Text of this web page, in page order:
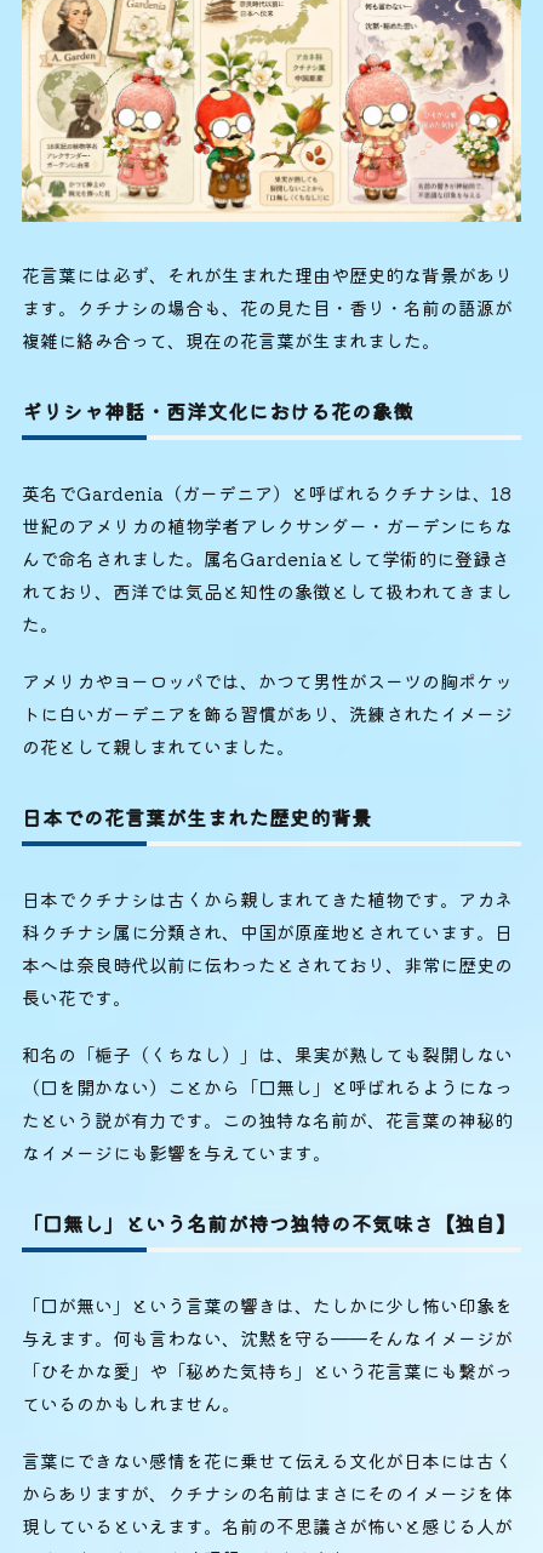
花言葉には必ず、それが生まれた理由や歴史的な背景があり
ます。クチナシの場合も、花の見た目・香り・名前の語源が
複雑に絡み合って、現在の花言葉が生まれました。
ギリシャ神話・西洋文化における花の象徴
英名でGardenia（ガーデニア）と呼ばれるクチナシは、18
世紀のアメリカの植物学者アレクサンダー・ガーデンにちな
んで命名されました。属名Gardeniaとして学術的に登録さ
れており、西洋では気品と知性の象徴として扱われてきまし
た。
アメリカやヨーロッパでは、かつて男性がスーツの胸ポケッ
トに白いガーデニアを飾る習慣があり、洗練されたイメージ
の花として親しまれていました。
日本での花言葉が生まれた歴史的背景
日本でクチナシは古くから親しまれてきた植物です。アカネ
科クチナシ属に分類され、中国が原産地とされています。日
本へは奈良時代以前に伝わったとされており、非常に歴史の
長い花です。
和名の「梔子（くちなし）」は、果実が熟しても裂開しない
（口を開かない）ことから「口無し」と呼ばれるようになっ
たという説が有力です。この独特な名前が、花言葉の神秘的
なイメージにも影響を与えています。
「口無し」という名前が持つ独特の不気味さ【独自】
「口が無い」という言葉の響きは、たしかに少し怖い印象を
与えます。何も言わない、沈黙を守る——そんなイメージが
「ひそかな愛」や「秘めた気持ち」という花言葉にも繋がっ
ているのかもしれません。
言葉にできない感情を花に乗せて伝える文化が日本には古く
からありますが、クチナシの名前はまさにそのイメージを体
現しているといえます。名前の不思議さが怖いと感じる人が